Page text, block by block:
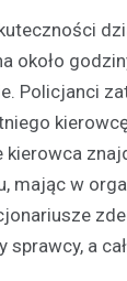
około
Policjanci
kierowca
mając w
a